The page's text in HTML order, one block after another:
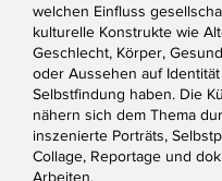
welchen Einfluss
kulturelle Konstrukte wie
Geschlecht, Körper,
oder Aussehen auf
Selbstfindung haben. Die
nähern sich dem Thema
inszenierte Porträts,
Collage, Reportage und
Arbeiten.